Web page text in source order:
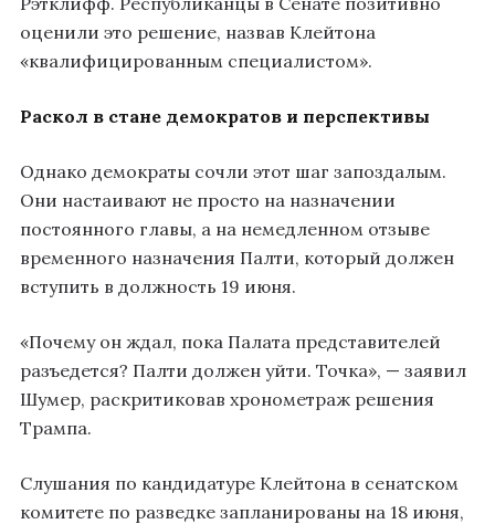
оценили это решение, назвав Клейтона
«квалифицированным специалистом».
Раскол в стане демократов и перспективы
Однако демократы сочли этот шаг запоздалым.
Они настаивают не просто на назначении
постоянного главы, а на немедленном отзыве
временного назначения Палти, который должен
вступить в должность 19 июня.
«Почему он ждал, пока Палата представителей
разъедется? Палти должен уйти. Точка», — заявил
Шумер, раскритиковав хронометраж решения
Трампа.
Слушания по кандидатуре Клейтона в сенатском
комитете по разведке запланированы на 18 июня,